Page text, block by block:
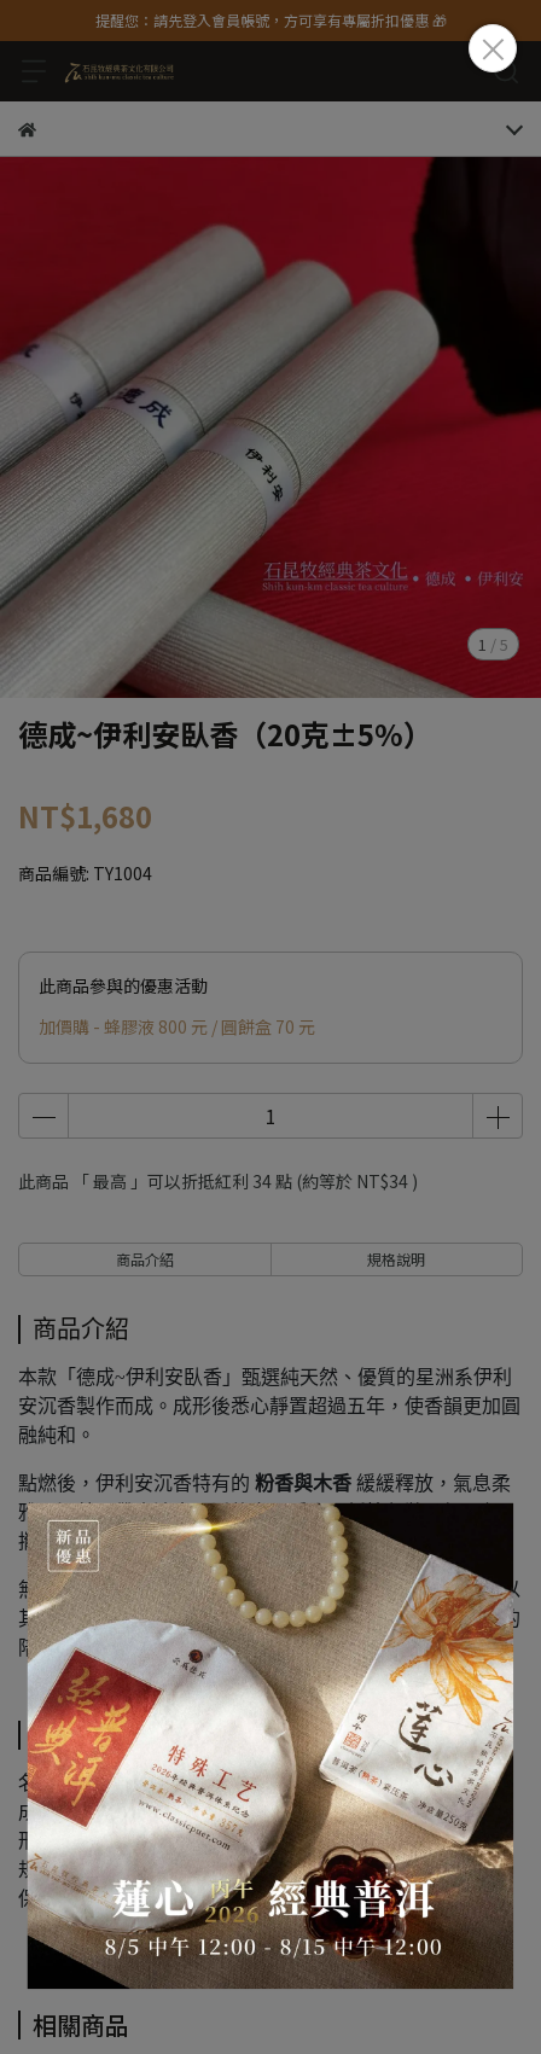
提醒您：請先登入會員帳號，方可享有專屬折扣優惠 🎁
1 /5
德成~伊利安臥香（20克±5%）
NT$1,680
商品編號: TY1004
此商品參與的優惠活動
加價購 - 蜂膠液 800 元 / 圓餅盒 70 元
此商品 「 最高 」可以折抵紅利 34點 (約等於 NT$34 )
商品介紹 規格說明
商品介紹
本款「德成~伊利安臥香」甄選純天然、優質的星洲系伊利
安沉香製作而成。成形後悉心靜置超過五年，使香韻更加圓
融純和。
點燃後，伊利安沉香特有的 粉香與木香 緩緩釋放，氣息柔
雅而沉著，帶出清爽明淨的空間感。以紙管包裝，輕巧便
攜，日常使用與外出攜帶都十分便利。
無論旅行、辦公、書房靜心，或茶席間的片刻停留，皆能以
其恬淡的香韻營造清淨沉穩的氛圍，成為日常生活中柔和的
陪伴。
規格說明
名稱：德成~伊利安臥香
成份：天然沉香、楠木粉
形式：臥香
規格：20克±5%/管
保存期限：妥善乾燥保存無期限
相關商品